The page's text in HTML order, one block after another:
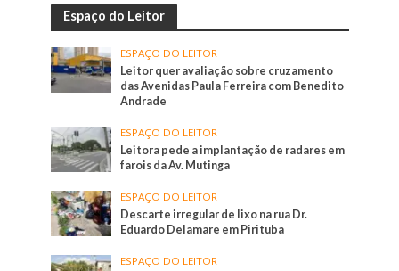
Espaço do Leitor
ESPAÇO DO LEITOR
Leitor quer avaliação sobre cruzamento
das Avenidas Paula Ferreira com Benedito
Andrade
ESPAÇO DO LEITOR
Leitora pede a implantação de radares em
farois da Av. Mutinga
ESPAÇO DO LEITOR
Descarte irregular de lixo na rua Dr.
Eduardo Delamare em Pirituba
ESPAÇO DO LEITOR